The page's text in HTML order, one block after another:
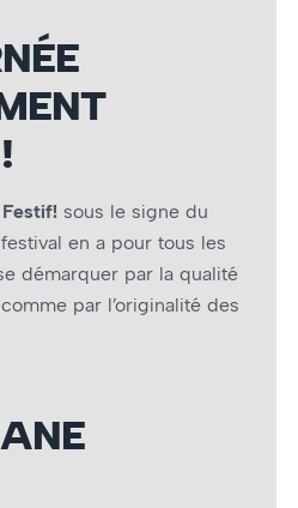
Festif! sous le signe du
en a pour tous les
démarquer par la qualité
par l’originalité des